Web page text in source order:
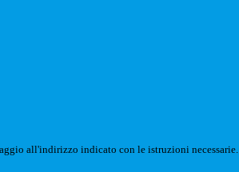
all'indirizzo indicato con le istruzioni necessarie.